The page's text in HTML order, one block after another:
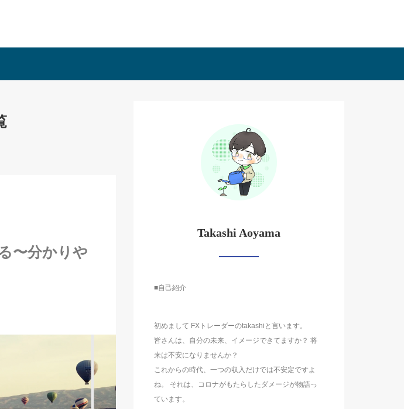
〜分かりや
Takashi Aoyama
■自己紹介
初めまして FXトレーダーのtakashiと言います。
皆さんは、自分の未来、イメージできてますか？ 将
来は不安になりませんか？
これからの時代、一つの収入だけでは不安定ですよ
ね。 それは、コロナがもたらしたダメージが物語っ
ています。